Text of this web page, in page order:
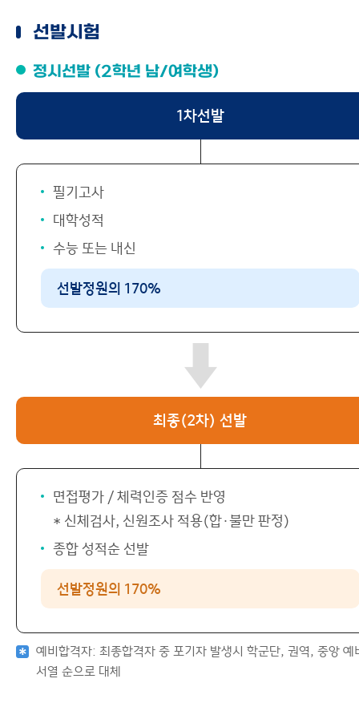
선발시험
정시선발 (2학년 남/여학생)
1차선발
필기고사
대학성적
수능 또는 내신
선발정원의 170%
최종(2차) 선발
면접평가 / 체력인증 점수 반영
* 신체검사, 신원조사 적용(합·불만 판정)
종합 성적순 선발
선발정원의 170%
예비합격자: 최종합격자 중 포기자 발생시 학군단, 권역, 중앙 예
서열 순으로 대체